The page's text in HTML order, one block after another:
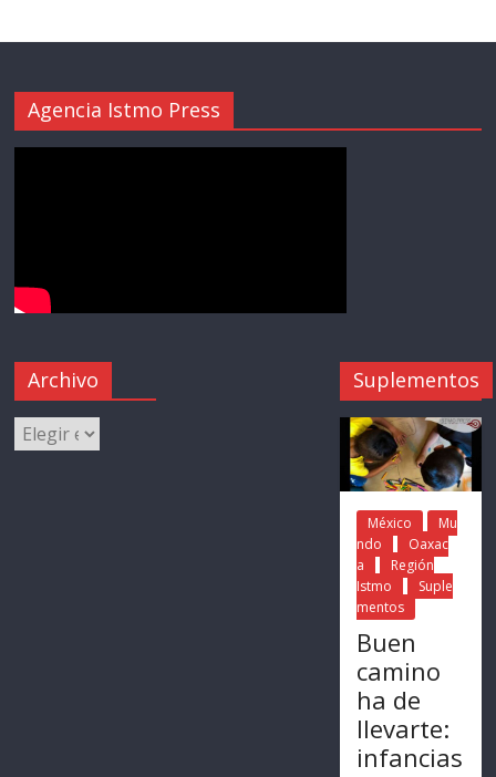
Agencia Istmo Press
Archivo Suplementos
México
Mu
ndo
Oaxac
a
Región
Istmo
Suple
mentos
Buen
camino
ha de
llevarte:
infancias